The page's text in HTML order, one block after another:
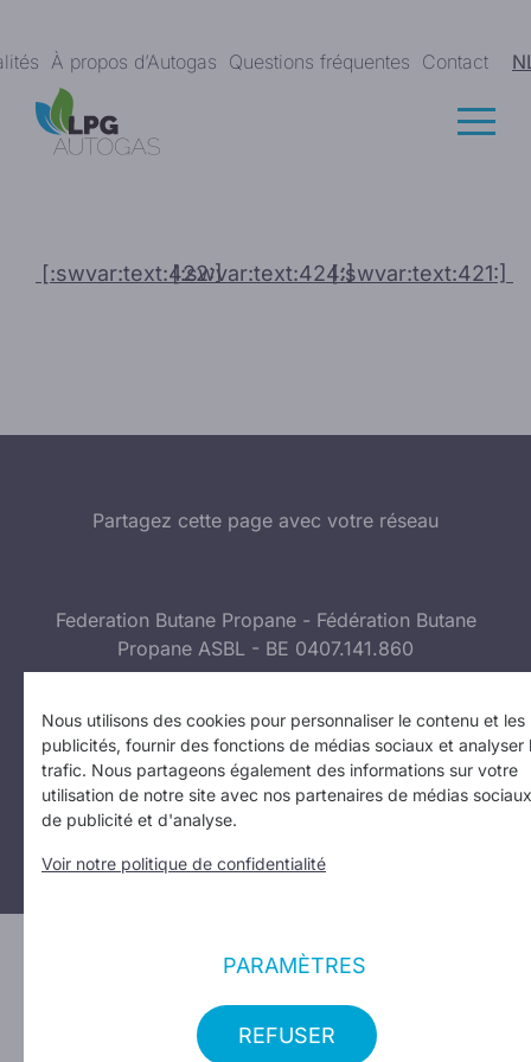
À propos d’Autogas Questions fréquentes Contact
[:swvar:text:422:] [:swvar:text:421:]
[:swvar:text:424:]
Partagez cette page avec votre réseau
Federation Butane Propane - Fédération Butane
Propane ASBL - BE 0407.141.860
Politique de confidentialitéIPolitique d’utilisation des
cookiesIVos paramètres de confidentialité
Copyright 2023
Design: Erinas
Nous utilisons des cookies pour personnaliser le contenu et les
publicités, fournir des fonctions de médias sociaux et analyser
trafic. Nous partageons également des informations sur votre
utilisation de notre site avec nos partenaires de médias
de publicité et d'analyse.
Voir notre politique de confidentialité
PARAMÈTRES
REFUSER